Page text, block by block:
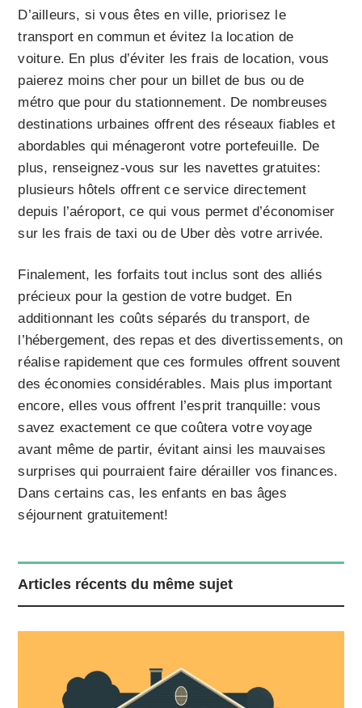
D’ailleurs, si vous êtes en ville, priorisez le
transport en commun et évitez la location de
voiture. En plus d’éviter les frais de location, vous
paierez moins cher pour un billet de bus ou de
métro que pour du stationnement. De nombreuses
destinations urbaines offrent des réseaux fiables et
abordables qui ménageront votre portefeuille. De
plus, renseignez-vous sur les navettes gratuites:
plusieurs hôtels offrent ce service directement
depuis l’aéroport, ce qui vous permet d’économiser
sur les frais de taxi ou de Uber dès votre arrivée.
Finalement, les forfaits tout inclus sont des alliés
précieux pour la gestion de votre budget. En
additionnant les coûts séparés du transport, de
l’hébergement, des repas et des divertissements, on
réalise rapidement que ces formules offrent souvent
des économies considérables. Mais plus important
encore, elles vous offrent l’esprit tranquille: vous
savez exactement ce que coûtera votre voyage
avant même de partir, évitant ainsi les mauvaises
surprises qui pourraient faire dérailler vos finances.
Dans certains cas, les enfants en bas âges
séjournent gratuitement!
Articles récents du même sujet